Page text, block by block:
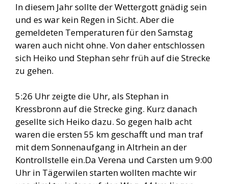
In diesem Jahr sollte der Wettergott gnädig sein
und es war kein Regen in Sicht. Aber die
gemeldeten Temperaturen für den Samstag
waren auch nicht ohne. Von daher entschlossen
sich Heiko und Stephan sehr früh auf die Strecke
zu gehen.
5:26 Uhr zeigte die Uhr, als Stephan in
Kressbronn auf die Strecke ging. Kurz danach
gesellte sich Heiko dazu. So gegen halb acht
waren die ersten 55 km geschafft und man traf
mit dem Sonnenaufgang in Altrhein an der
Kontrollstelle ein.Da Verena und Carsten um 9:00
Uhr in Tägerwilen starten wollten machte wir